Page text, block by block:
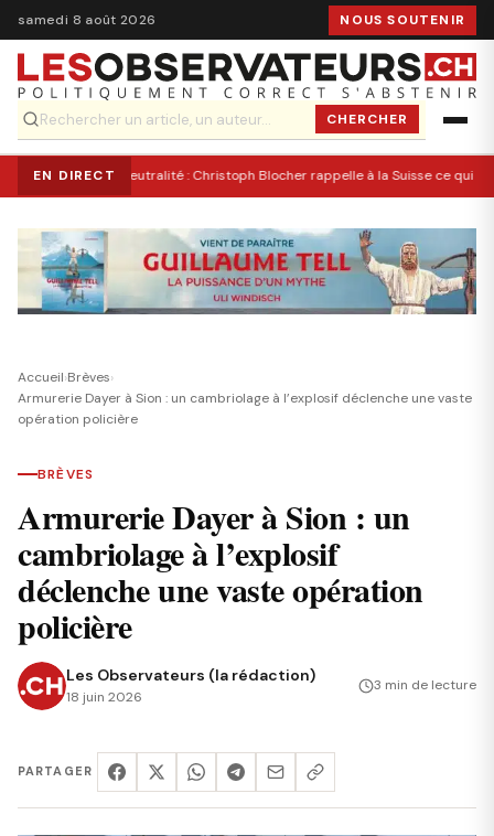
samedi 8 août 2026 NOUS SOUTENIR
CHERCHER
EN DIRECT Neutralité : Christoph Blocher rappelle à la Suisse ce qui l’a
Accueil›Brèves›
Armurerie Dayer à Sion : un cambriolage à l’explosif déclenche une vaste
opération policière
BRÈVES
Armurerie Dayer à Sion : un
cambriolage à l’explosif
déclenche une vaste opération
policière
Les Observateurs (la rédaction)
18 juin 2026
3 min de lecture
PARTAGER